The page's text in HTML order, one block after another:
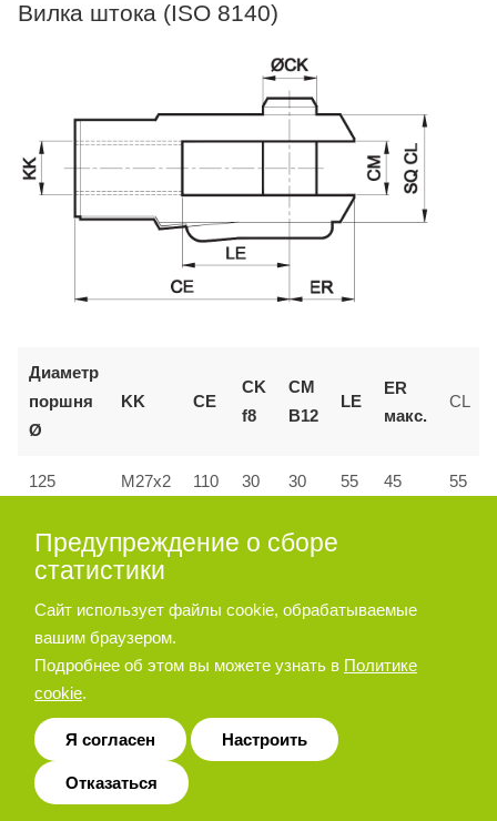
Вилка штока (ISO 8140)
Диаметр
поршня
Ø
KK CE
CK
f8
CM
B12
LE
ER
макс.
CL
125 M27x2 110 30 30 55 45 55
160 и
200
M36x2 144 35 35
Позиционер штока
Предупреждение о сборе
статистики
Сайт использует файлы cookie, обрабатываемые
вашим браузером.
Подробнее об этом вы можете узнать в Политике
cookie.
Я согласен Настроить
Отказаться